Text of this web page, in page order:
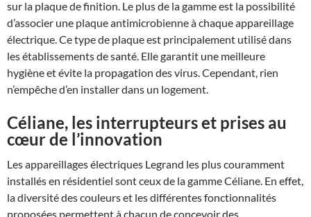
sur la plaque de finition. Le plus de la gamme est la possibilité
d’associer une plaque antimicrobienne à chaque appareillage
électrique. Ce type de plaque est principalement utilisé dans
les établissements de santé. Elle garantit une meilleure
hygiène et évite la propagation des virus. Cependant, rien
n’empêche d’en installer dans un logement.
Céliane, les interrupteurs et prises au
cœur de l’innovation
Les appareillages électriques Legrand les plus couramment
installés en résidentiel sont ceux de la gamme Céliane. En effet,
la diversité des couleurs et les différentes fonctionnalités
proposées permettent à chacun de concevoir des